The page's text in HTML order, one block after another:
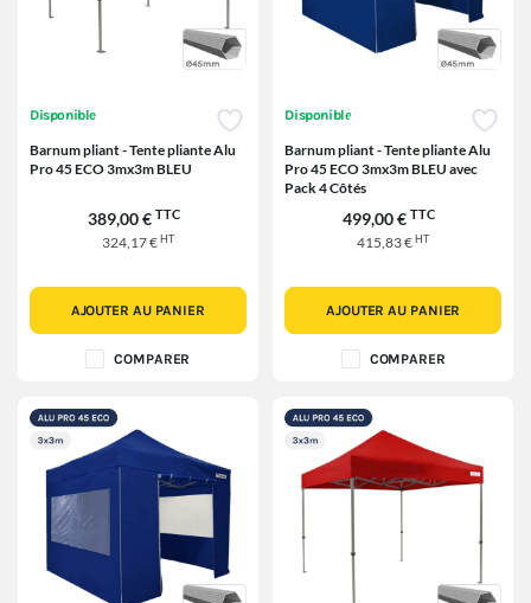
Disponible
Barnum pliant - Tente pliante Alu
Pro 45 ECO 3mx3m BLEU
389,00 € TTC
324,17 €HT
AJOUTER AU PANIER
COMPARER
Disponible
Barnum pliant - Tente pliante Alu
Pro 45 ECO 3mx3m BLEU avec
Pack 4 Côtés
499,00 € TTC
415,83 €HT
AJOUTER AU PANIER
COMPARER